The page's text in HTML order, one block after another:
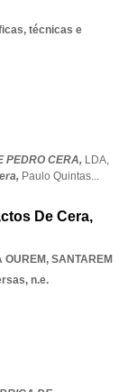
técnicas e
PEDRO CERA, LDA,
Paulo Quintas...
De Cera,
OUREM, SANTAREM
n.e.